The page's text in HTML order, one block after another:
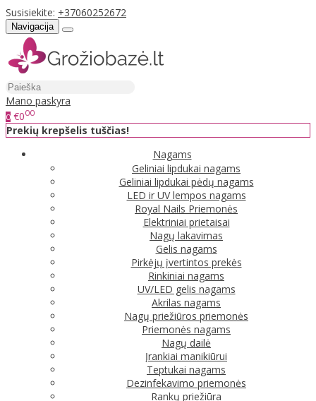
Susisiekite: +37060252672
Navigacija
Mano paskyra
0 €000
Prekių krepšelis tuščias!
Nagams
Geliniai lipdukai nagams
Geliniai lipdukai pėdų nagams
LED ir UV lempos nagams
Royal Nails Priemonės
Elektriniai prietaisai
Nagų lakavimas
Gelis nagams
Pirkėjų įvertintos prekės
Rinkiniai nagams
UV/LED gelis nagams
Akrilas nagams
Nagų priežiūros priemonės
Priemonės nagams
Nagų dailė
Įrankiai manikiūrui
Teptukai nagams
Dezinfekavimo priemonės
Rankų priežiūra